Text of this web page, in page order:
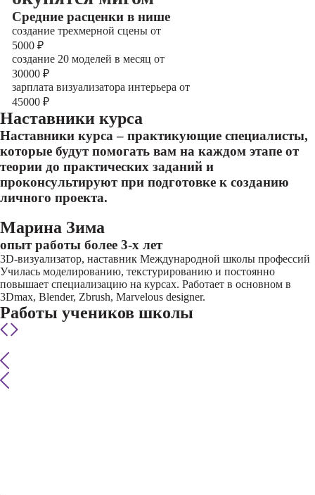
Cредние расценки в нише
создание трехмерной сцены от
5000 ₽
создание 20 моделей в месяц от
30000 ₽
зарплата визуализатора интерьера от
45000 ₽
Наставники курса
Наставники курса – практикующие специалисты,
которые будут помогать вам на каждом этапе от
теории до практических заданий и
проконсультируют при подготовке к созданию
личного проекта.
Марина Зима
опыт работы более 3-х лет
3D-визуализатор, наставник Международной школы профессий
Училась моделированию, текстурированию и постоянно
повышает специализацию на курсах. Работает в основном в
3Dmax, Blender, Zbrush, Marvelous designer.
Работы учеников школы